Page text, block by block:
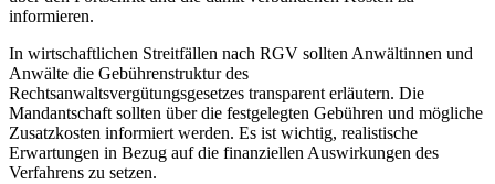
informieren.
In wirtschaftlichen Streitfällen nach RGV sollten Anwältinnen und
Anwälte die Gebührenstruktur des
Rechtsanwaltsvergütungsgesetzes transparent erläutern. Die
Mandantschaft sollten über die festgelegten Gebühren und mögliche
Zusatzkosten informiert werden. Es ist wichtig, realistische
Erwartungen in Bezug auf die finanziellen Auswirkungen des
Verfahrens zu setzen.